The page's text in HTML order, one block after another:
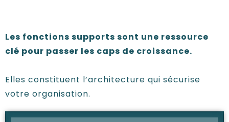
Les fonctions supports sont une ressource
clé pour passer les caps de croissance.
Elles constituent l’architecture qui sécurise
votre organisation.